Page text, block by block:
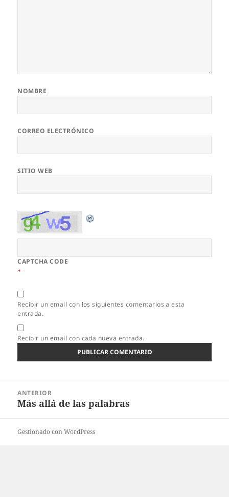
NOMBRE
CORREO ELECTRÓNICO
SITIO WEB
CAPTCHA CODE
*
Recibir un email con los siguientes comentarios a esta
entrada.
Recibir un email con cada nueva entrada.
entradas
ANTERIOR
Entrada
Más allá de las palabras
Gestionado con WordPress